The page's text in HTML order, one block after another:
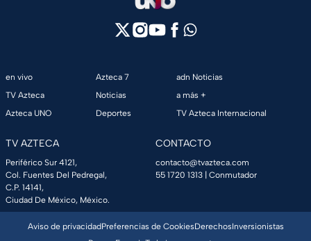
en vivo
TV Azteca
Azteca UNO
Azteca 7
Noticias
Deportes
adn Noticias
a más +
TV Azteca Internacional
TV AZTECA
Periférico Sur 4121,
Col. Fuentes Del Pedregal,
C.P. 14141,
Ciudad De México, México.
CONTACTO
contacto@tvazteca.com
55 1720 1313 | Conmutador
Aviso de privacidadPreferencias de CookiesDerechosInversionistas